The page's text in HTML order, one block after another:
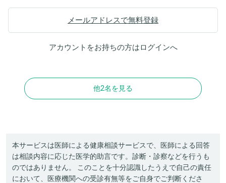
メールアドレスで無料登録
アカウントをお持ちの方はログインへ
他2名を見る
本サービスは医師による健康相談サービスで、医師による回答
は相談内容に応じた医学的助言です。診断・診察などを行うも
のではありません。 このことを十分認識したうえで自己の責任
において、医療機関への受診有無等をご自身でご判断くださ